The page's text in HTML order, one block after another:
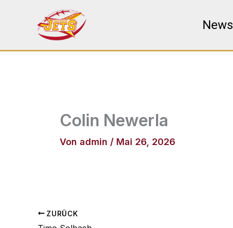
News
Colin Newerla
Von admin / Mai 26, 2026
ZURÜCK